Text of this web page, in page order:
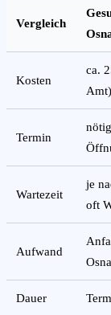
Vergleich
Kosten
ca.
Amt)
Termin
Wartezeit
je
oft
Aufwand
Dauer